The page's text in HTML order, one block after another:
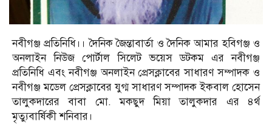
নবীগঞ্জ প্রতিনিধি।। দৈনিক জৈন্তাবার্তা ও দৈনিক আমার হবিগঞ্জ ও
অনলাইন নিউজ পোর্টাল সিলেট ভয়েস ডটকম এর নবীগঞ্জ
প্রতিনিধি এবং নবীগঞ্জ অনলাইন প্রেসক্লাবের সাধারণ সম্পাদক ও
নবীগঞ্জ মডেল প্রেসক্লাবের যুগ্ম সাধারণ সম্পাদক ইকবাল হোসেন
তালুকদারের বাবা মো. মকছুদ মিয়া তালুকদার এর ৪র্থ
মৃত্যুবার্ষিকী শনিবার।